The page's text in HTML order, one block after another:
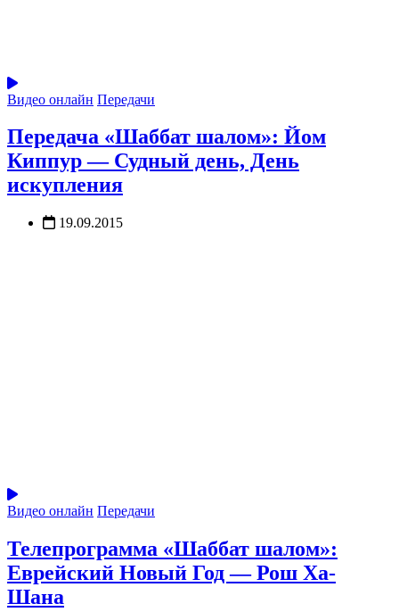
Видео онлайн Передачи
Передача «Шаббат шалом»: Йом
Киппур — Судный день, День
искупления
19.09.2015
Видео онлайн Передачи
Телепрограмма «Шаббат шалом»:
Еврейский Новый Год — Рош Ха-
Шана